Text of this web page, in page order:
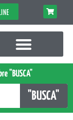
"BUSCA"
"BUSCA"